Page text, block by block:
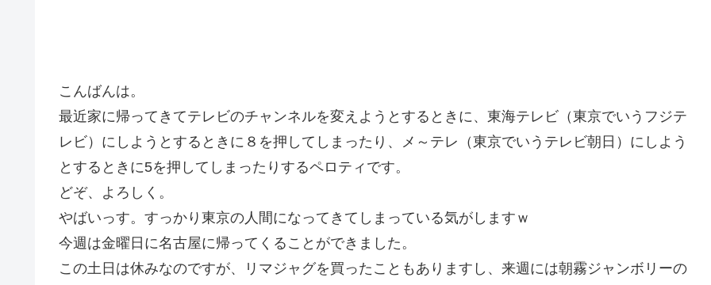
こんばんは。
最近家に帰ってきてテレビのチャンネルを変えようとするときに、東海テレビ（東京でいうフジテ
レビ）にしようとするときに８を押してしまったり、メ～テレ（東京でいうテレビ朝日）にしよう
とするときに5を押してしまったりするペロティです。
どぞ、よろしく。
やばいっす。すっかり東京の人間になってきてしまっている気がしますｗ
今週は金曜日に名古屋に帰ってくることができました。
この土日は休みなのですが、リマジャグを買ったこともありますし、来週には朝霧ジャンボリーの